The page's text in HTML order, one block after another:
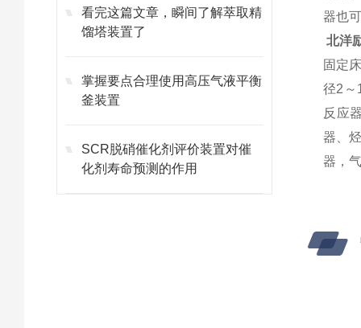
看完这篇文章，瞬间了解萃取精
馏塔装置了
掌握要点合理使用高压气液平衡
釜装置
SCR脱硝催化剂评价装置对催
化剂寿命预测的作用
器也
北洋
固定
径2～
反应
器、
器，